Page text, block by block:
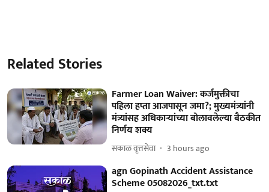
Related Stories
Farmer Loan Waiver: कर्जमुक्तीचा
पहिला हप्ता आजपासून जमा?; मुख्यमंत्र्यांनी
मंत्र्यांसह अधिकाऱ्यांच्या बोलावलेल्या बैठकीत
निर्णय शक्य
सकाळ वृत्तसेवा 3 hours ago
agn Gopinath Accident Assistance
Scheme 05082026_txt.txt